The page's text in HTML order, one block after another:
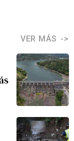
VER MÁS